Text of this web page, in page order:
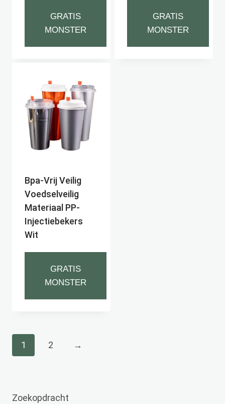
GRATIS
MONSTER
GRATIS
MONSTER
Bpa-Vrij Veilig
Voedselveilig
Materiaal PP-
Injectiebekers
Wit
GRATIS
MONSTER
1 2 →
Zoekopdracht